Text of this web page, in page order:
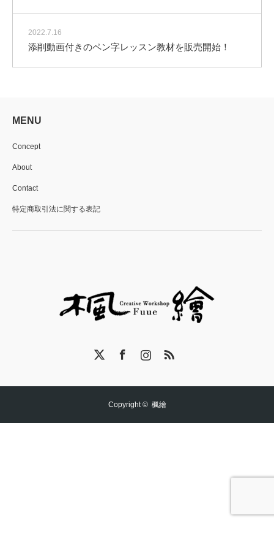
2022.7.16
添削動画付きのペン字レッスン教材を販売開始！
MENU
Concept
About
Contact
特定商取引法に関する表記
Copyright © 楓繪